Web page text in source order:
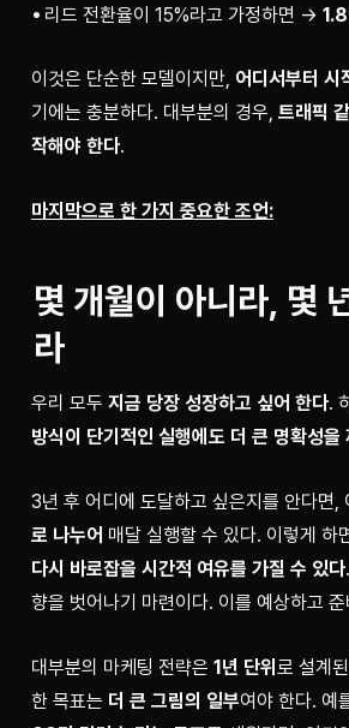
리드 전환율이 15%라고 가정하면 →
이것은 단순한 모델이지만, 어디서부터 시
기에는 충분하다. 대부분의 경우, 트래픽
작해야 한다.
마지막으로 한 가지 중요한 조언:
몇 개월이 아니라, 몇
라
우리 모두 지금 당장 성장하고 싶어 한다.
방식이 단기적인 실행에도 더 큰 명확성을
3년 후 어디에 도달하고 싶은지를 안다면,
로 나누어 매달 실행할 수 있다. 이렇게 하
다시 바로잡을 시간적 여유를 가질 수 있다
향을 벗어나기 마련이다. 이를 예상하고
대부분의 마케팅 전략은 1년 단위 로 설계
한 목표는 더 큰 그림의 일부여야 한다. 예